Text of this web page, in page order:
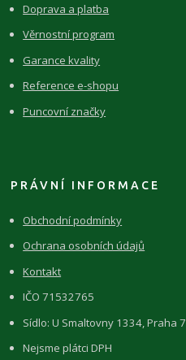
Doprava a platba
Věrnostní program
Garance kvality
Reference e-shopu
Puncovní značky
PRÁVNÍ INFORMACE
Obchodní podmínky
Ochrana osobních údajů
Kontakt
IČO 71532765
Sídlo: U Smaltovny 1334, Praha 7
Nejsme plátci DPH